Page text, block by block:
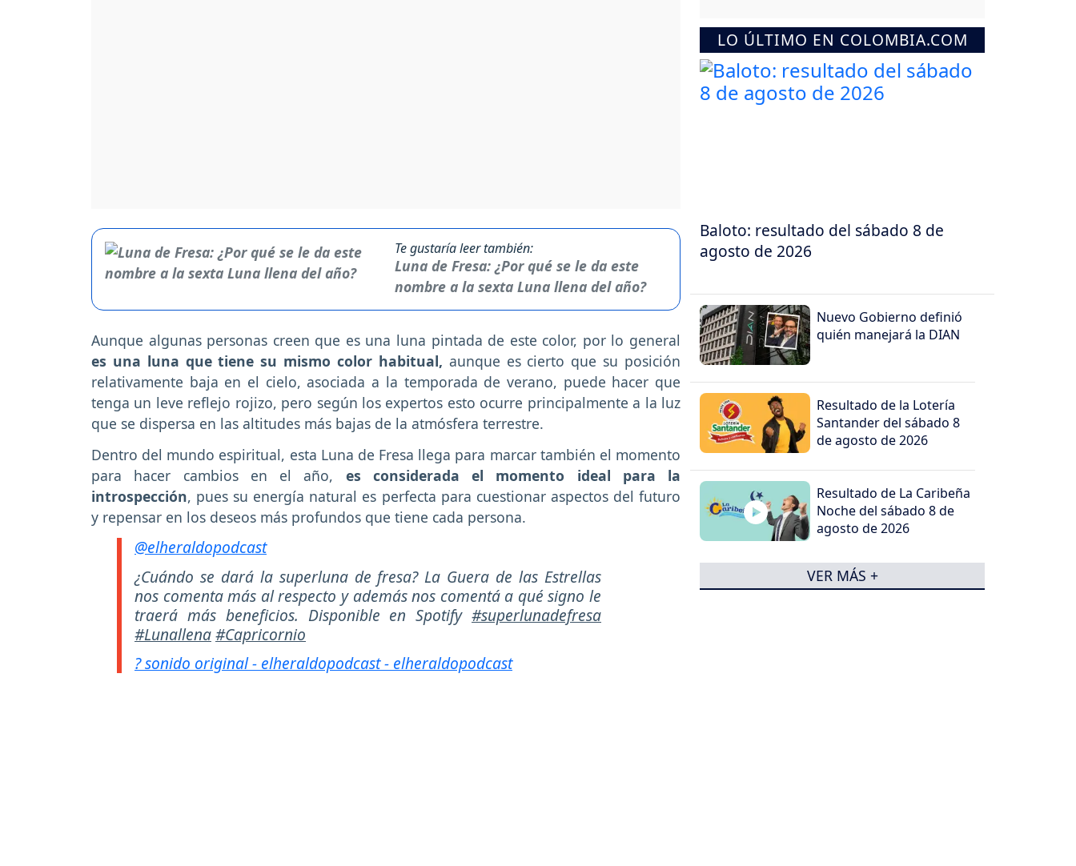
Te gustaría leer también:
Luna de Fresa: ¿Por qué se le da este
nombre a la sexta Luna llena del año?
Aunque algunas personas creen que es una luna pintada de este color, por lo general
es una luna que tiene su mismo color habitual, aunque es cierto que su posición
relativamente baja en el cielo, asociada a la temporada de verano, puede hacer que
tenga un leve reflejo rojizo, pero según los expertos esto ocurre principalmente a la luz
que se dispersa en las altitudes más bajas de la atmósfera terrestre.
Dentro del mundo espiritual, esta Luna de Fresa llega para marcar también el momento
para hacer cambios en el año, es considerada el momento ideal para la
introspección, pues su energía natural es perfecta para cuestionar aspectos del futuro
y repensar en los deseos más profundos que tiene cada persona.
@elheraldopodcast
¿Cuándo se dará la superluna de fresa? La Guera de las Estrellas
nos comenta más al respecto y además nos comentá a qué signo le
traerá más beneficios. Disponible en Spotify #superlunadefresa
#Lunallena#Capricornio
? sonido original - elheraldopodcast - elheraldopodcast
LO ÚLTIMO EN COLOMBIA.COM
Baloto: resultado del sábado 8 de
agosto de 2026
Nuevo Gobierno definió
quién manejará la DIAN
Resultado de la Lotería
Santander del sábado 8
de agosto de 2026
Resultado de La Caribeña
Noche del sábado 8 de
agosto de 2026
VER MÁS +